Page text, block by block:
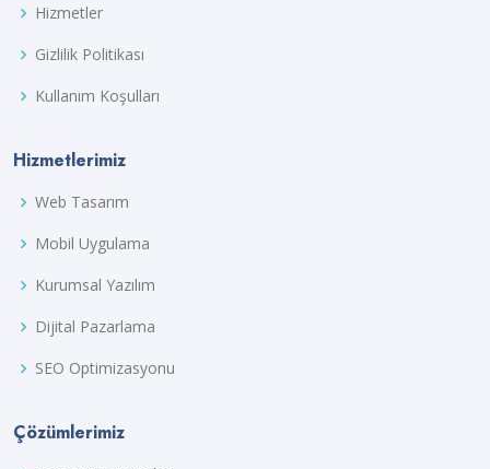
Hizmetler
Gizlilik Politikası
Kullanım Koşulları
Hizmetlerimiz
Web Tasarım
Mobil Uygulama
Kurumsal Yazılım
Dijital Pazarlama
SEO Optimizasyonu
Çözümlerimiz